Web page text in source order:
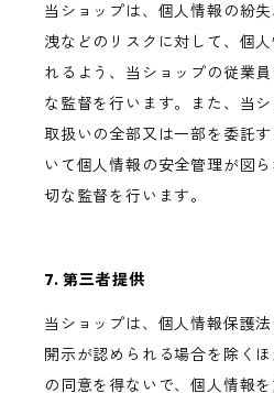
当ショップは、個人情報の紛
洩などのリスクに対して、個
れるよう、当ショップの従業
な監督を行います。また、当
取扱いの全部又は一部を委託
いて個人情報の安全管理が図
切な監督を行います。
7. 第三者提供
当ショップは、個人情報保護
開示が認められる場合を除く
の同意を得ないで、個人情報